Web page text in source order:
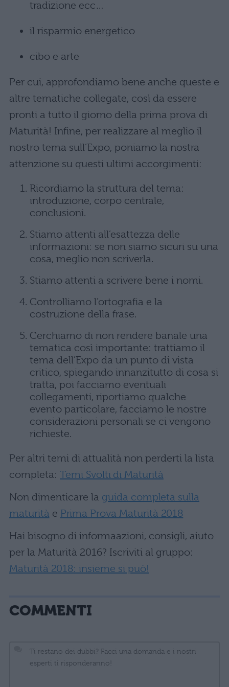
tradizione ecc…
il risparmio energetico
cibo e arte
Per cui, approfondiamo bene anche queste e
altre tematiche collegate, così da essere
pronti a tutto il giorno della prima prova di
Maturità! Infine, per realizzare al meglio il
nostro tema sull’Expo, poniamo la nostra
attenzione su questi ultimi accorgimenti:
Ricordiamo la struttura del tema:
introduzione, corpo centrale,
conclusioni.
Stiamo attenti all’esattezza delle
informazioni: se non siamo sicuri su una
cosa, meglio non scriverla.
Stiamo attenti a scrivere bene i nomi.
Controlliamo l’ortografia e la
costruzione della frase.
Cerchiamo di non rendere banale una
tematica così importante: trattiamo il
tema dell’Expo da un punto di vista
critico, spiegando innanzitutto di cosa si
tratta, poi facciamo eventuali
collegamenti, riportiamo qualche
evento particolare, facciamo le nostre
considerazioni personali se ci vengono
richieste.
Per altri temi di attualità non perderti la lista
completa: Temi Svolti di Maturità
Non dimenticare la guida completa sulla
maturità e Prima Prova Maturità 2018
Hai bisogno di informaazioni, consigli, aiuto
per la Maturità 2016? Iscriviti al gruppo:
Maturità 2018: insieme si può!
COMMENTI